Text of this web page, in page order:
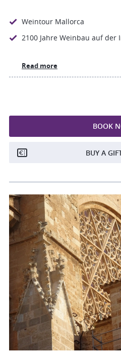
Weintour Mallorca
2100 Jahre Weinbau auf der
Read more
BOOK
BUY A